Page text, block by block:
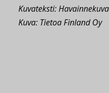
Kuvateksti:
Kuva: Tietoa Finland Oy